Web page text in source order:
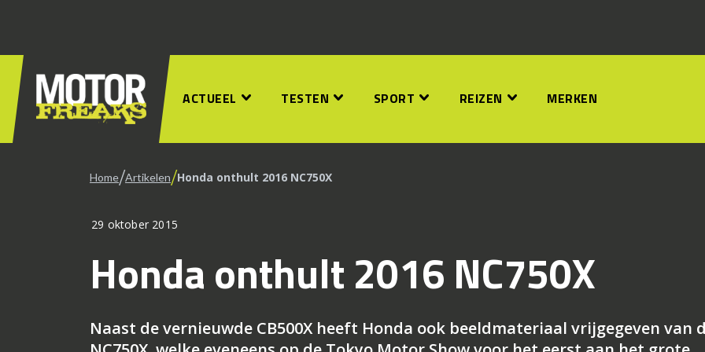
ACTUEEL TESTEN SPORT REIZEN MERKEN
Home/Artikelen/Honda onthult 2016 NC750X
29 oktober 2015
Honda onthult 2016 NC750X
Naast de vernieuwde CB500X heeft Honda ook beeldmateriaal vrijgegeven van